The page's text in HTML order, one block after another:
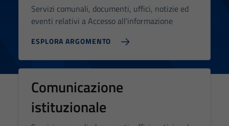
Servizi comunali, documenti, uffici, notizie ed
eventi relativi a Accesso all'informazione
ESPLORA ARGOMENTO
Comunicazione
istituzionale
disabilitati.
Questi cookie